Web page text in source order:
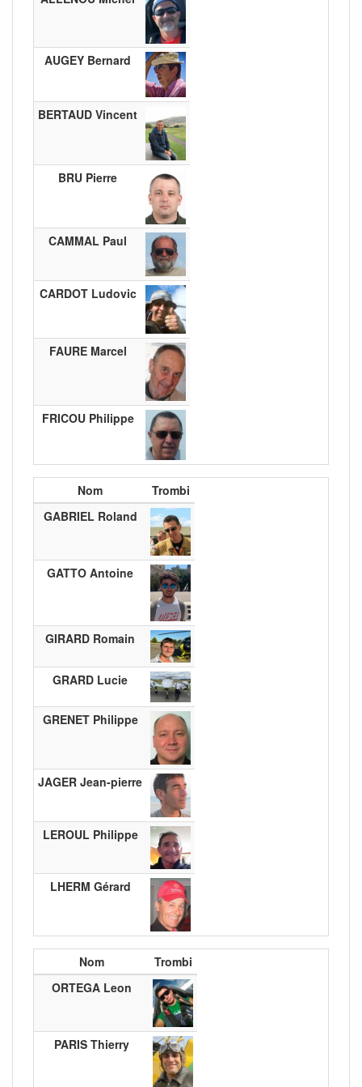
AUGEY Bernard
BERTAUD Vincent
BRU Pierre
CAMMAL Paul
CARDOT Ludovic
FAURE Marcel
FRICOU Philippe
Nom
Trombi
GABRIEL Roland
GATTO Antoine
GIRARD Romain
GRARD Lucie
GRENET Philippe
JAGER Jean-pierre
LEROUL Philippe
LHERM Gérard
Nom
Trombi
ORTEGA Leon
PARIS Thierry